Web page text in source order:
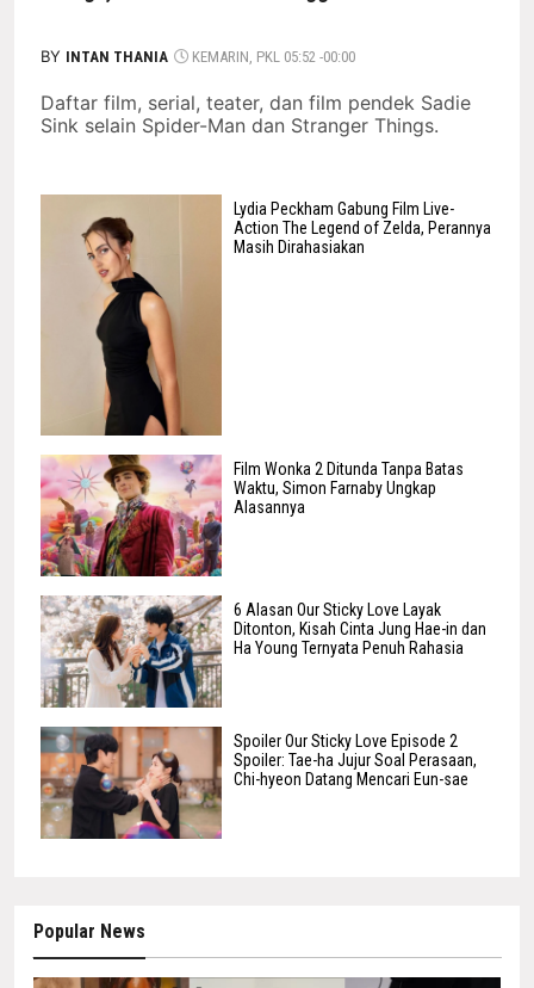
BY INTAN THANIA KEMARIN, PKL 05:52 -00:00
Daftar film, serial, teater, dan film pendek Sadie
Sink selain Spider-Man dan Stranger Things.
Lydia Peckham Gabung Film Live-
Action The Legend of Zelda, Perannya
Masih Dirahasiakan
Film Wonka 2 Ditunda Tanpa Batas
Waktu, Simon Farnaby Ungkap
Alasannya
6 Alasan Our Sticky Love Layak
Ditonton, Kisah Cinta Jung Hae-in dan
Ha Young Ternyata Penuh Rahasia
Spoiler Our Sticky Love Episode 2
Spoiler: Tae-ha Jujur Soal Perasaan,
Chi-hyeon Datang Mencari Eun-sae
Popular News